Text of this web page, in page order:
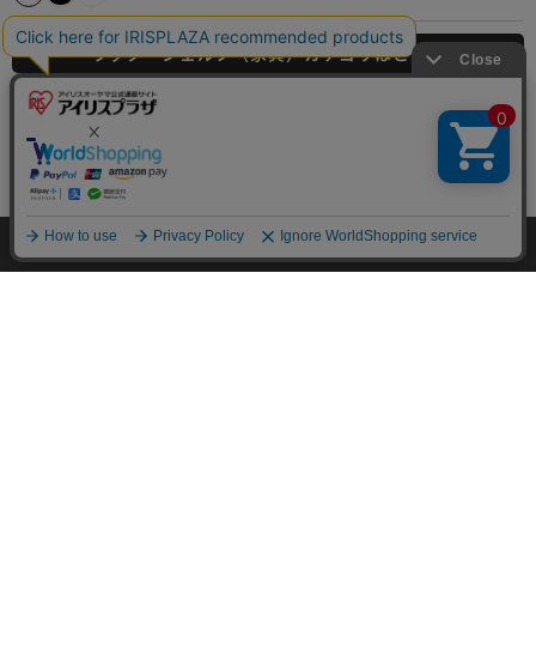
ラック・シェルフ（家具）カテゴリはこちら
ラック・シェルフ（家具）の関連カテゴリ
の商品を探す
ソファ クッション・座布団
HOME 寝具・インテリア 家具 ラック・シェルフ（家
HOME 探す ログイン お気に入り お知らせ